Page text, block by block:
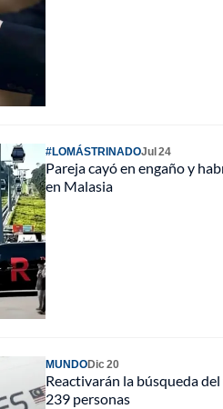
#LOMÁSTRINADOJul 24
Pareja cayó en engaño y
en Malasia
MUNDODic 20
Reactivarán la búsqueda
239 personas